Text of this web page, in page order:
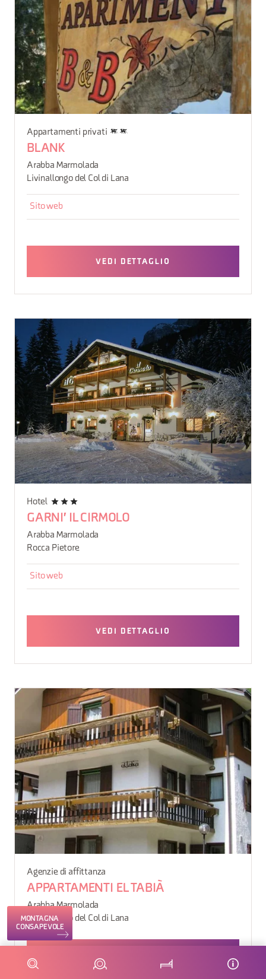
Appartamenti privati
BLANK
Arabba Marmolada
Livinallongo del Col di Lana
Sito web
VEDI DETTAGLIO
Hotel
GARNI' IL CIRMOLO
Arabba Marmolada
Rocca Pietore
Sito web
VEDI DETTAGLIO
Agenzie di affittanza
APPARTAMENTI EL TABIÀ
Arabba Marmolada
Livinallongo del Col di Lana
MONTAGNA
CONSAPEVOLE